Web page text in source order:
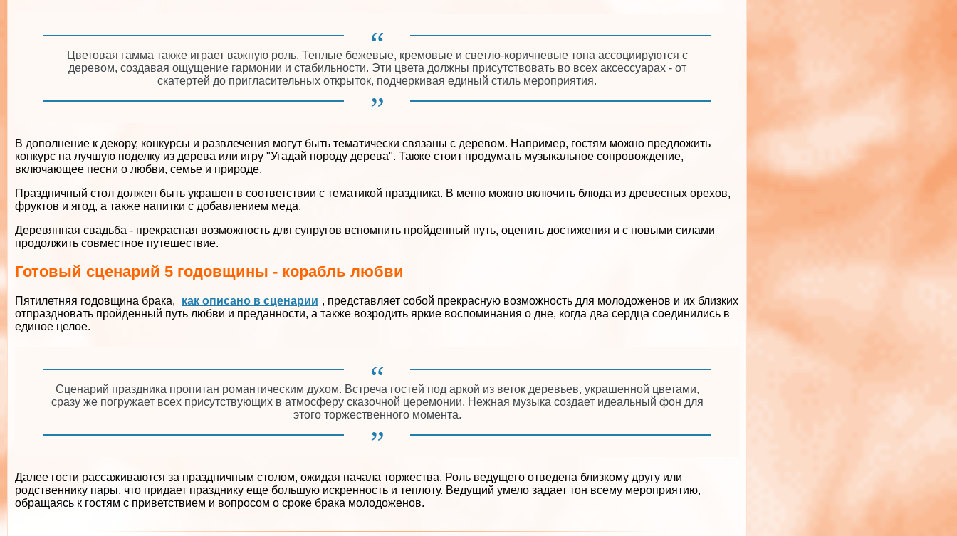
Цветовая гамма также играет важную роль. Теплые бежевые, кремовые и светло-коричневые тона ассоциируются с
деревом, создавая ощущение гармонии и стабильности. Эти цвета должны присутствовать во всех аксессуарах - от
скатертей до пригласительных открыток, подчеркивая единый стиль мероприятия.
В дополнение к декору, конкурсы и развлечения могут быть тематически связаны с деревом. Например, гостям можно предложить
конкурс на лучшую поделку из дерева или игру "Угадай породу дерева". Также стоит продумать музыкальное сопровождение,
включающее песни о любви, семье и природе.
Праздничный стол должен быть украшен в соответствии с тематикой праздника. В меню можно включить блюда из древесных орехов,
фруктов и ягод, а также напитки с добавлением меда.
Деревянная свадьба - прекрасная возможность для супругов вспомнить пройденный путь, оценить достижения и с новыми силами
продолжить совместное путешествие.
Готовый сценарий 5 годовщины - корабль любви
Пятилетняя годовщина брака, как описано в сценарии , представляет собой прекрасную возможность для молодоженов и их близких
отпраздновать пройденный путь любви и преданности, а также возродить яркие воспоминания о дне, когда два сердца соединились в
единое целое.
Сценарий праздника пропитан романтическим духом. Встреча гостей под аркой из веток деревьев, украшенной цветами,
сразу же погружает всех присутствующих в атмосферу сказочной церемонии. Нежная музыка создает идеальный фон для
этого торжественного момента.
Далее гости рассаживаются за праздничным столом, ожидая начала торжества. Роль ведущего отведена близкому другу или
родственнику пары, что придает празднику еще большую искренность и теплоту. Ведущий умело задает тон всему мероприятию,
обращаясь к гостям с приветствием и вопросом о сроке брака молодоженов.